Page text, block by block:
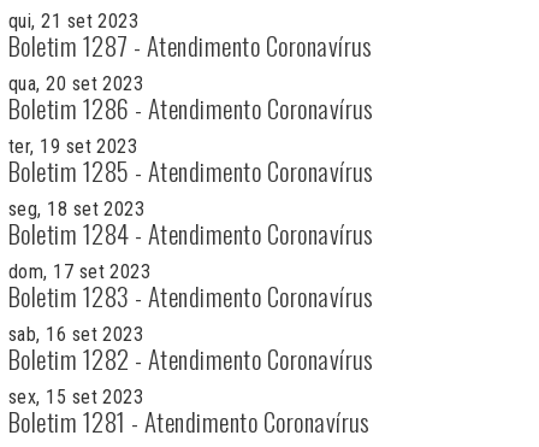
qui, 21 set 2023
Boletim 1287 - Atendimento Coronavírus
qua, 20 set 2023
Boletim 1286 - Atendimento Coronavírus
ter, 19 set 2023
Boletim 1285 - Atendimento Coronavírus
seg, 18 set 2023
Boletim 1284 - Atendimento Coronavírus
dom, 17 set 2023
Boletim 1283 - Atendimento Coronavírus
sab, 16 set 2023
Boletim 1282 - Atendimento Coronavírus
sex, 15 set 2023
Boletim 1281 - Atendimento Coronavírus